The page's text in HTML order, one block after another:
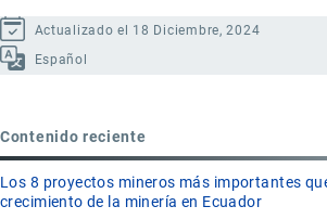
Actualizado el 18 Diciembre, 2024
Español
Contenido reciente
Los 8 proyectos mineros más importantes
crecimiento de la minería en Ecuador